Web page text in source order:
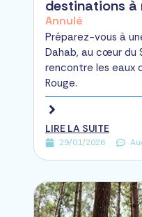
destinations à
Annulé
Préparez-vous à
Dahab, au cœur du
rencontre les eaux
Rouge.
LIRE LA SUITE
29/01/2026